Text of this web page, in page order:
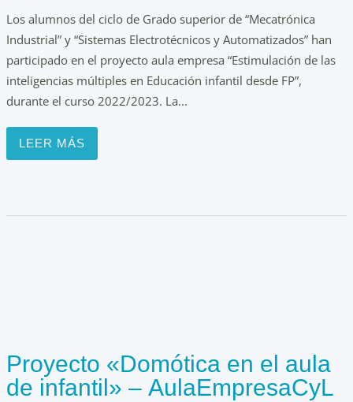
Los alumnos del ciclo de Grado superior de “Mecatrónica
Industrial” y “Sistemas Electrotécnicos y Automatizados” han
participado en el proyecto aula empresa “Estimulación de las
inteligencias múltiples en Educación infantil desde FP”,
durante el curso 2022/2023. La...
LEER MÁS
Proyecto «Domótica en el aula
de infantil» – AulaEmpresaCyL